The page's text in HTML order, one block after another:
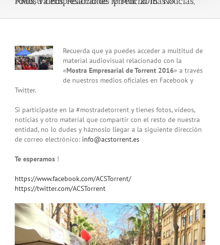
View
Larger
Image
Recuerda que ya puedes acceder a multitud de
material audiovisual relacionado con la
«Mostra Empresarial de Torrent 2016» a través
de nuestros medios oficiales en Facebook y
Twitter.
Si participaste en la #mostradetorrent y tienes fotos, vídeos,
noticias y otro material que compartir con el resto de nuestra
entidad, no lo dudes y háznoslo llegar a la siguiente dirección
de correo electrónico: info@acstorrent.es
Te esperamos !
https://www.facebook.com/ACSTorrent/
https://twitter.com/ACSTorrent